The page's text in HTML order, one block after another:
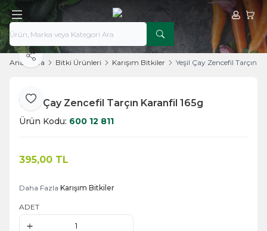
Hesabım
Ana Sayfa Bitki Ürünleri Karışım Bitkiler Yeşil Çay Zencefil Tarçın
Favoriye Ekle
Paylaş
Yeşil Çay Zencefil Tarçın Karanfil 165g
Ürün Kodu: 600 12 811
395,00 TL
Daha Fazla Karışım Bitkiler
ADET